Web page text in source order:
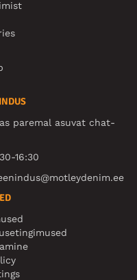
paremal asuvat chat-
16:30